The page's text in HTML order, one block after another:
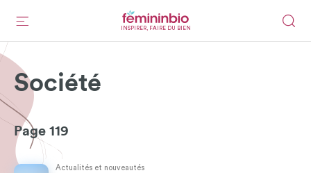
INSPIRER, FAIRE DU BIEN
Société
Page 119
Actualités et nouveautés